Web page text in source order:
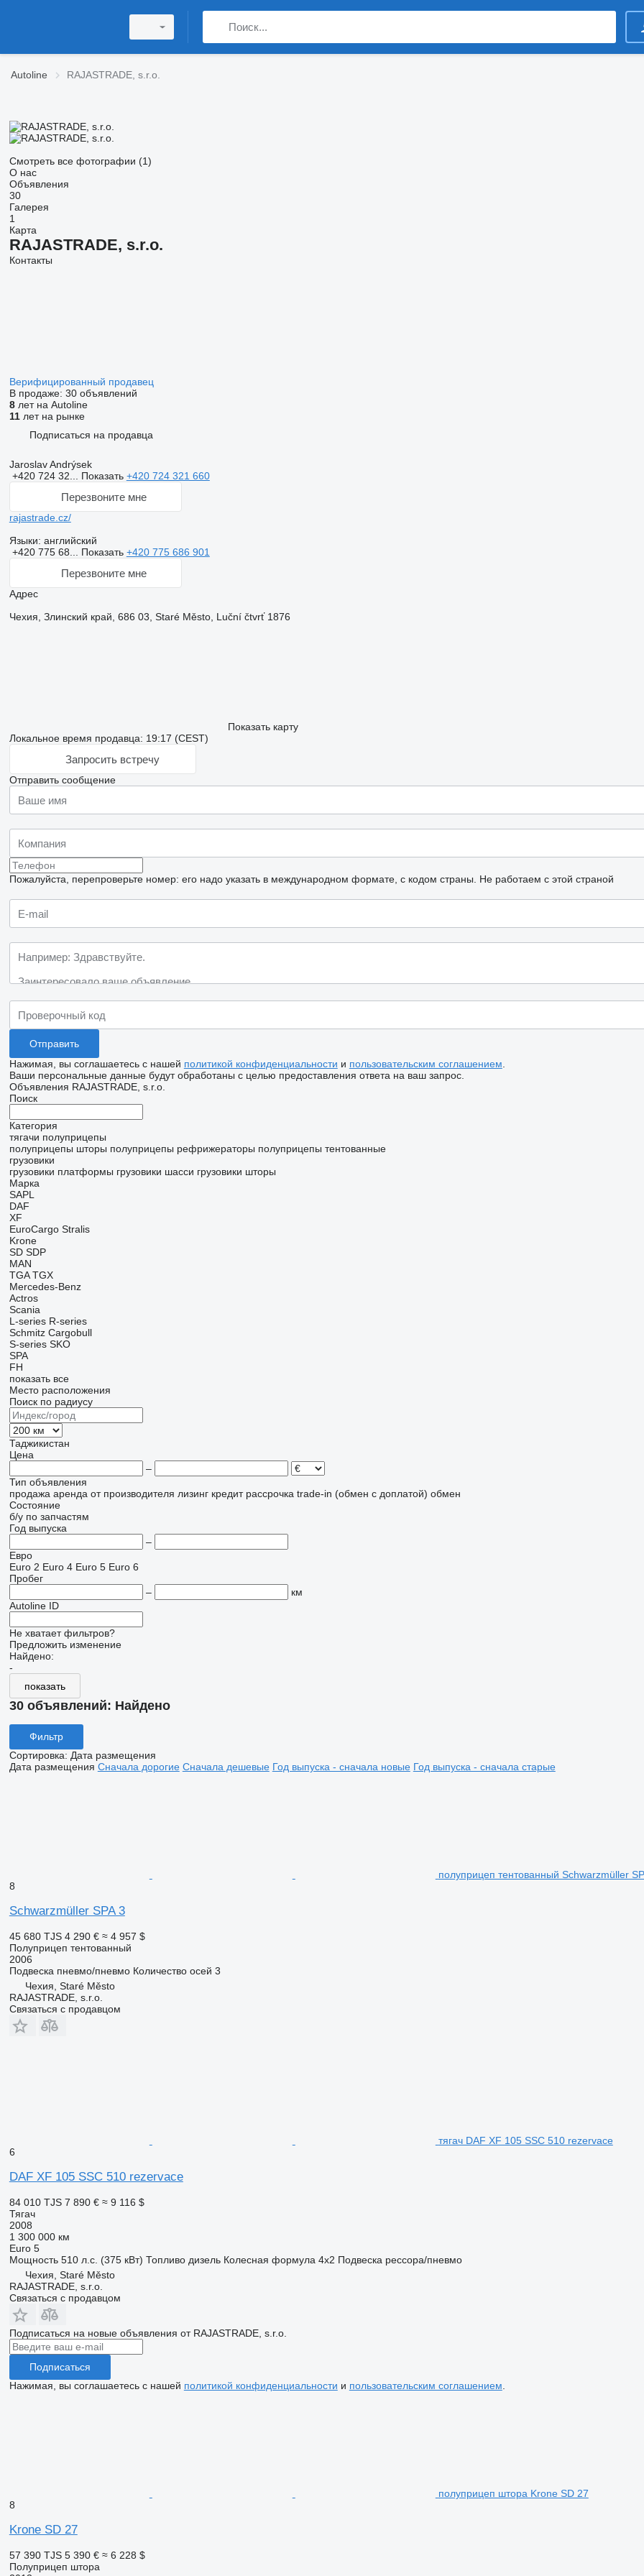
Autoline RAJASTRADE, s.r.o.
Смотреть все фотографии (1)
О нас
Объявления
30
Галерея
1
Карта
RAJASTRADE, s.r.o.
Контакты
Верифицированный продавец
В продаже: 30 объявлений
8лет на Autoline
11лет на рынке
Подписаться на продавца
Jaroslav Andrýsek
+420 724 32... Показать +420 724 321 660
Перезвоните мне
rajastrade.cz/
Языки: английский
+420 775 68... Показать +420 775 686 901
Перезвоните мне
Адрес
Чехия, Злинский край, 686 03, Staré Město, Luční čtvrť 1876
Показать карту
Локальное время продавца: 19:17 (CEST)
Запросить встречу
Отправить сообщение
Пожалуйста, перепроверьте номер: его надо указать в международном формате, с кодом страны. Не работаем с этой страной
Нажимая, вы соглашаетесь с нашей политикой конфиденциальности и пользовательским соглашением
Ваши персональные данные будут обработаны с целью предоставления ответа на ваш запрос.
Объявления RAJASTRADE, s.r.o.
Поиск
Категория
тягачи полуприцепы
полуприцепы шторы полуприцепы рефрижераторы полуприцепы тентованные
грузовики
грузовики платформы грузовики шасси грузовики шторы
Марка
SAPL
DAF
XF
EuroCargo Stralis
Krone
SD SDP
MAN
TGA TGX
Mercedes-Benz
Actros
Scania
L-series R-series
Schmitz Cargobull
S-series SKO
SPA
FH
показать все
Место расположения
Поиск по радиусу
Таджикистан
Цена
–
Тип объявления
продажа аренда от производителя лизинг кредит рассрочка trade-in (обмен с доплатой) обмен
Состояние
б/у по запчастям
Год выпуска
–
Евро
Euro 2 Euro 4 Euro 5 Euro 6
Пробег
–
км
Autoline ID
Не хватает фильтров?
Предложить изменение
Найдено:
-
показать
30 объявлений: Найдено
Фильтр
Сортировка: Дата размещения
Дата размещения Сначала дорогие Сначала дешевые Год выпуска - сначала новые Год выпуска - сначала старые
полуприцеп тентованный Schwarzmüller
8
Schwarzmüller SPA 3
45 680 TJS 4 290 € ≈ 4 957 $
Полуприцеп тентованный
2006
Подвеска пневмо/пневмо Количество осей 3
Чехия, Staré Město
RAJASTRADE, s.r.o.
Связаться с продавцом
тягач DAF XF 105 SSC 510 rezervace
6
DAF XF 105 SSC 510 rezervace
84 010 TJS 7 890 € ≈ 9 116 $
Тягач
2008
1 300 000 км
Euro 5
Мощность 510 л.с. (375 кВт) Топливо дизель Колесная формула 4x2 Подвеска рессора/пневмо
Чехия, Staré Město
RAJASTRADE, s.r.o.
Связаться с продавцом
Подписаться на новые объявления от RAJASTRADE, s.r.o.
Подписаться
Нажимая, вы соглашаетесь с нашей политикой конфиденциальности и пользовательским соглашением
полуприцеп штора Krone SD 27
8
Krone SD 27
57 390 TJS 5 390 € ≈ 6 228 $
Полуприцеп штора